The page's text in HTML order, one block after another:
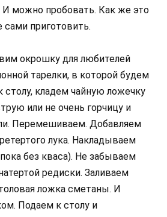
можно пробовать. Как же это
сами приготовить.
окрошку для любителей
тарелки, в которой будем
столу, кладем чайную ложечку
или не очень горчицу и
Перемешиваем. Добавляем
лука. Накладываем
без кваса). Не забываем
редиски. Заливаем
ложка сметаны. И
Подаем к столу и